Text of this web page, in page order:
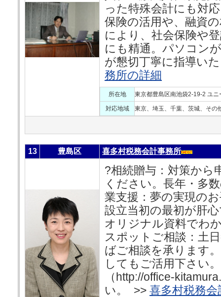
った特殊会計にも対
保険の活用や、融資
により、社会保険や
にも精通。パソコン
が懇切丁寧に指導い
務所の詳細
所在地 東京都豊島区南池袋2-19-2 ユ
対応地域 東京、埼玉、千葉、茨城、その
13 豊島区 喜多村税務会計事務所
?相続贈与：対策から
ください。長年・多
業支援：夢の実現の
設立当初の最初が肝
オリジナル資料でわ
スポットご相談：土
ばご相談を承ります
してもご活用下さい
（http://office-
い。 >> 喜多村税務